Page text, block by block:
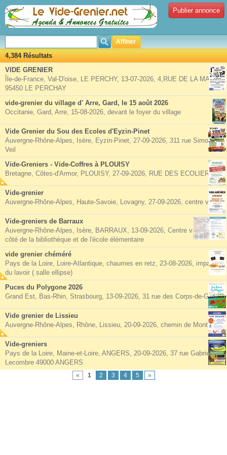
Publier annonce
Affiner
4,384 Résultats
VIDE GRENIER
Île-de-France, Val-D'oise, LE PERCHY, 13-07-2026, 4,RUE DE LA MAIRIE
95450 LE PERCHAY
vide-grenier du village d' Arre, Gard, le 15 août 2026
Occitanie, Gard, Arre, 15-08-2026, devant le foyer du village
Vide Grenier du Sou des Ecoles d'Eyzin-Pinet
Auvergne-Rhône-Alpes, Isère, Eyzin-Pinet, 27-09-2026, 311 rue Simone
Veil
Vide-Greniers - Vide-Coffres à PLOUISY
Bretagne, Côtes-d'Armor, PLOUISY, 27-09-2026, RUE DES ECOLIERS
Vide-grenier
Auvergne-Rhône-Alpes, Haute-Savoie, Lovagny, 27-09-2026, centre village
Vide-greniers de Barraux
Auvergne-Rhône-Alpes, Isère, BARRAUX, 13-09-2026, Centre village à
côté de la bibliothèque et de l'école élémentaire
vide grenier chéméré
Pays de la Loire, Loire-Atlantique, chaumes en retz, 23-08-2026, impasse
du lavoir ( salle ellipse)
Puces du Polygone 2026
Grand Est, Bas-Rhin, Strasbourg, 13-09-2026, 31 rue des Corps-de-Garde
Vide grenier de Lissieu
Auvergne-Rhône-Alpes, Rhône, Lissieu, 20-09-2026, chemin de Montluzin
Vide-greniers
Pays de la Loire, Maine-et-Loire, ANGERS, 20-09-2026, 37 rue Gabriel
Lecombre 49000 ANGERS
« 1 2 3 4 5 »